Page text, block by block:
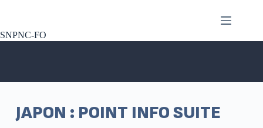
SNPNC-FO
JAPON : POINT INFO SUITE